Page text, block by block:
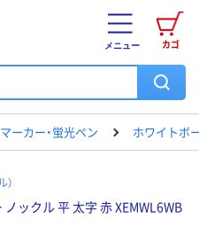
カゴ
メニュー
マーカー・蛍光ペン ホワイトボ
ックル 平 太字 赤 XEMWL6WB